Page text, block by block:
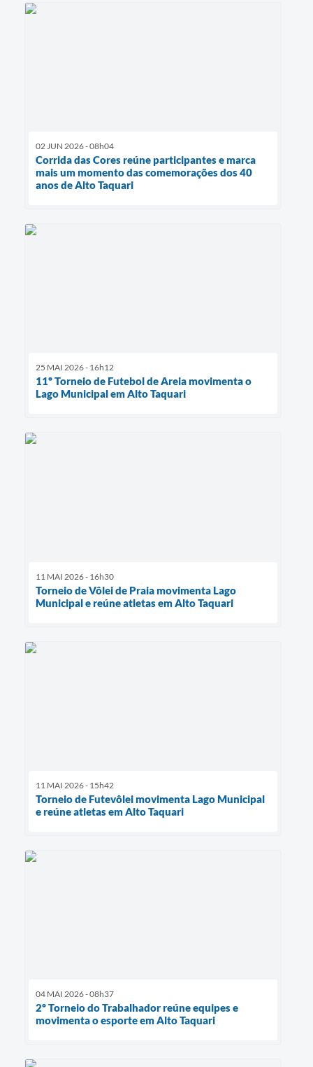
02 JUN 2026 - 08h04
Corrida das Cores reúne participantes e marca
mais um momento das comemorações dos 40
anos de Alto Taquari
25 MAI 2026 - 16h12
11º Torneio de Futebol de Areia movimenta o
Lago Municipal em Alto Taquari
11 MAI 2026 - 16h30
Torneio de Vôlei de Praia movimenta Lago
Municipal e reúne atletas em Alto Taquari
11 MAI 2026 - 15h42
Torneio de Futevôlei movimenta Lago Municipal
e reúne atletas em Alto Taquari
04 MAI 2026 - 08h37
2º Torneio do Trabalhador reúne equipes e
movimenta o esporte em Alto Taquari